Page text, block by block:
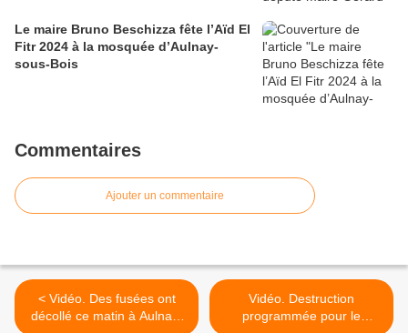
Le maire Bruno Beschizza fête l’Aïd El
Fitr 2024 à la mosquée d’Aulnay-
sous-Bois
Commentaires
Ajouter un commentaire
< Vidéo. Des fusées ont
décollé ce matin à Aulnay-
Vidéo. Destruction
programmée pour le